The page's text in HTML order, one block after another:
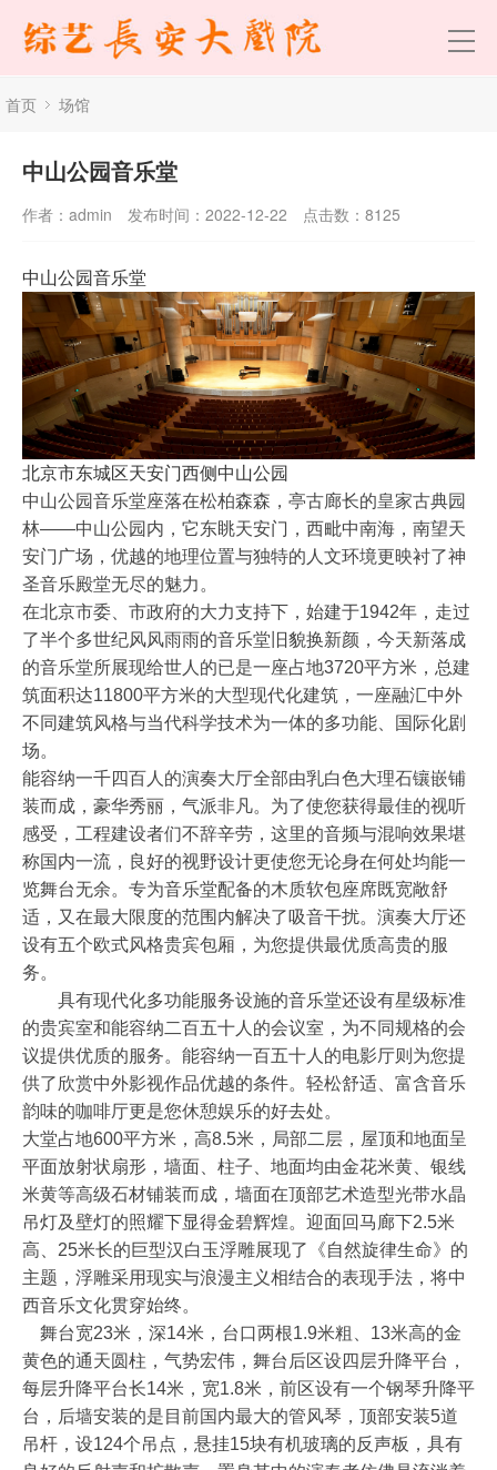
首页 场馆
中山公园音乐堂
作者：admin 发布时间：2022-12-22 点击数： 8125
中山公园音乐堂
北京市东城区天安门西侧中山公园
中山公园音乐堂座落在松柏森森，亭古廊长的皇家古典园
林——中山公园内，它东眺天安门，西毗中南海，南望天
安门广场，优越的地理位置与独特的人文环境更映衬了神
圣音乐殿堂无尽的魅力。
在北京市委、市政府的大力支持下，始建于1942年，走过
了半个多世纪风风雨雨的音乐堂旧貌换新颜，今天新落成
的音乐堂所展现给世人的已是一座占地3720平方米，总建
筑面积达11800平方米的大型现代化建筑，一座融汇中外
不同建筑风格与当代科学技术为一体的多功能、国际化剧
场。
能容纳一千四百人的演奏大厅全部由乳白色大理石镶嵌铺
装而成，豪华秀丽，气派非凡。为了使您获得最佳的视听
感受，工程建设者们不辞辛劳，这里的音频与混响效果堪
称国内一流，良好的视野设计更使您无论身在何处均能一
览舞台无余。专为音乐堂配备的木质软包座席既宽敞舒
适，又在最大限度的范围内解决了吸音干扰。演奏大厅还
设有五个欧式风格贵宾包厢，为您提供最优质高贵的服
务。
具有现代化多功能服务设施的音乐堂还设有星级标准
的贵宾室和能容纳二百五十人的会议室，为不同规格的会
议提供优质的服务。能容纳一百五十人的电影厅则为您提
供了欣赏中外影视作品优越的条件。轻松舒适、富含音乐
韵味的咖啡厅更是您休憩娱乐的好去处。
大堂占地600平方米，高8.5米，局部二层，屋顶和地面呈
平面放射状扇形，墙面、柱子、地面均由金花米黄、银线
米黄等高级石材铺装而成，墙面在顶部艺术造型光带水晶
吊灯及壁灯的照耀下显得金碧辉煌。迎面回马廊下2.5米
高、25米长的巨型汉白玉浮雕展现了《自然旋律生命》的
主题，浮雕采用现实与浪漫主义相结合的表现手法，将中
西音乐文化贯穿始终。
舞台宽23米，深14米，台口两根1.9米粗、13米高的金
黄色的通天圆柱，气势宏伟，舞台后区设四层升降平台，
每层升降平台长14米，宽1.8米，前区设有一个钢琴升降平
台，后墙安装的是目前国内最大的管风琴，顶部安装5道
吊杆，设124个吊点，悬挂15块有机玻璃的反声板，具有